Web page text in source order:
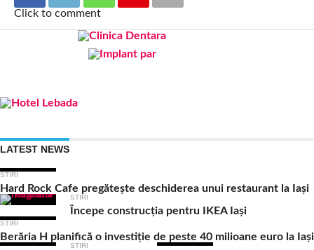
Click to comment
LATEST NEWS
STIRI
Hard Rock Cafe pregătește deschiderea unui restaurant la Iași
STIRI
Începe construcția pentru IKEA Iași
STIRI
Berăria H planifică o investiție de peste 40 milioane euro la Iași
STIRI